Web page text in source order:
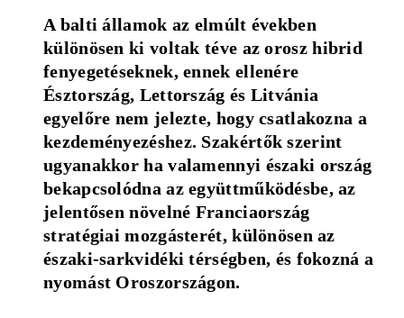
A balti államok az elmúlt években
különösen ki voltak téve az orosz hibrid
fenyegetéseknek, ennek ellenére
Észtország, Lettország és Litvánia
egyelőre nem jelezte, hogy csatlakozna a
kezdeményezéshez. Szakértők szerint
ugyanakkor ha valamennyi északi ország
bekapcsolódna az együttműködésbe, az
jelentősen növelné Franciaország
stratégiai mozgásterét, különösen az
északi-sarkvidéki térségben, és fokozná a
nyomást Oroszországon.